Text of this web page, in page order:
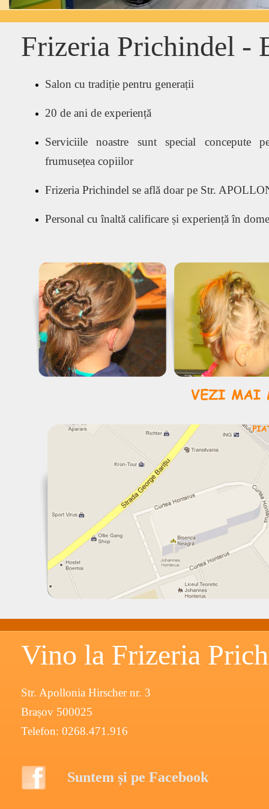
Frizeria Prichindel -
Salon cu tradiție pentru generații
20 de ani de experiență
Serviciile noastre sunt special concepute
frumusețea copiilor
Frizeria Prichindel se află doarpe Str.
Personal cu înaltă calificare și experiență în
Vino la Frizeria
Str. Apollonia Hirscher nr. 3
Brașov 500025
Telefon: 0268.471.916
Suntem și pe Facebook